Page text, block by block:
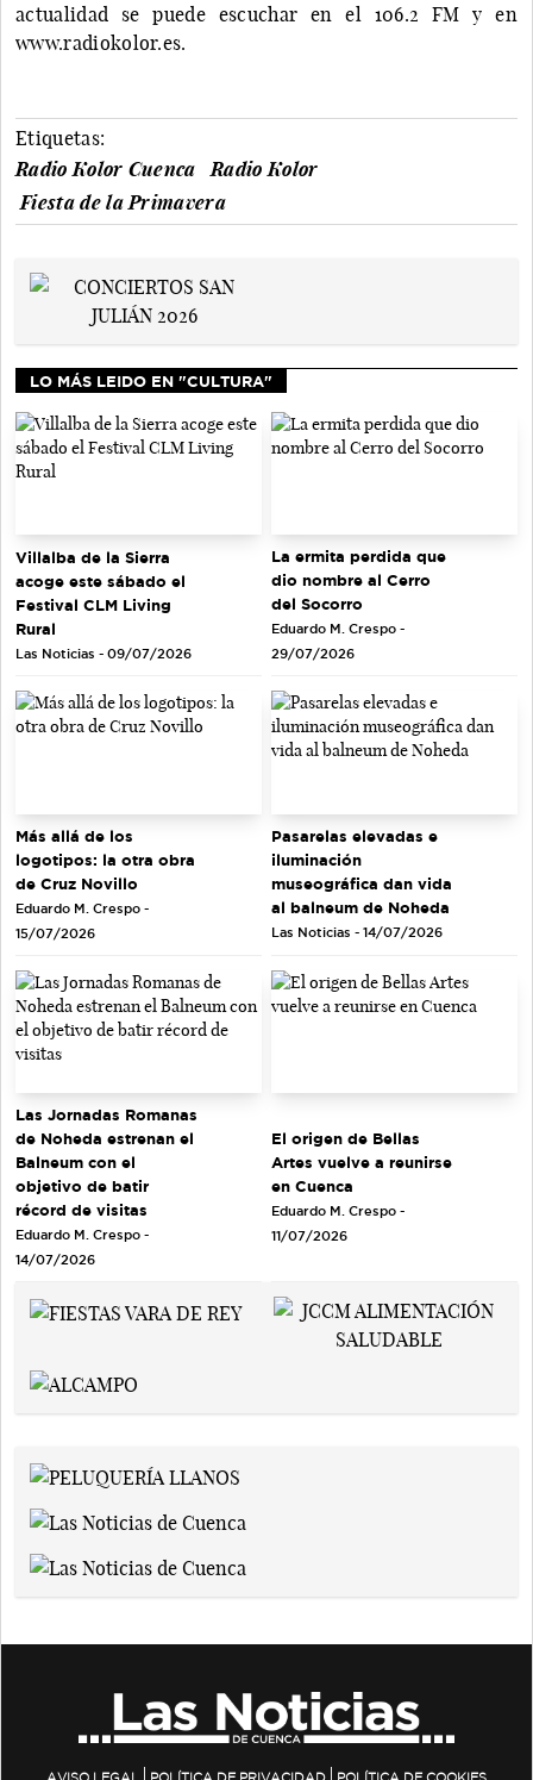
actualidad se puede escuchar en el 106.2 FM y en
www.radiokolor.es.
Etiquetas:
Radio Kolor Cuenca
Radio Kolor
Fiesta de la Primavera
LO MÁS LEIDO EN "CULTURA"
Villalba de la Sierra
acoge este sábado el
Festival CLM Living
Rural
Las Noticias - 09/07/2026
La ermita perdida que
dio nombre al Cerro
del Socorro
Eduardo M. Crespo -
29/07/2026
Más allá de los
logotipos: la otra obra
de Cruz Novillo
Eduardo M. Crespo -
15/07/2026
Pasarelas elevadas e
iluminación
museográfica dan vida
al balneum de Noheda
Las Noticias - 14/07/2026
Las Jornadas Romanas
de Noheda estrenan el
Balneum con el
objetivo de batir
récord de visitas
Eduardo M. Crespo -
14/07/2026
El origen de Bellas
Artes vuelve a reunirse
en Cuenca
Eduardo M. Crespo -
11/07/2026